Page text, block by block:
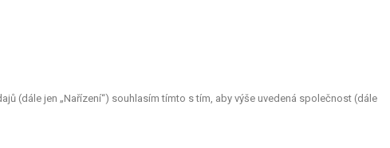
(dále jen „Nařízení“) souhlasím tímto s tím, aby výše uvedená společnost (dále